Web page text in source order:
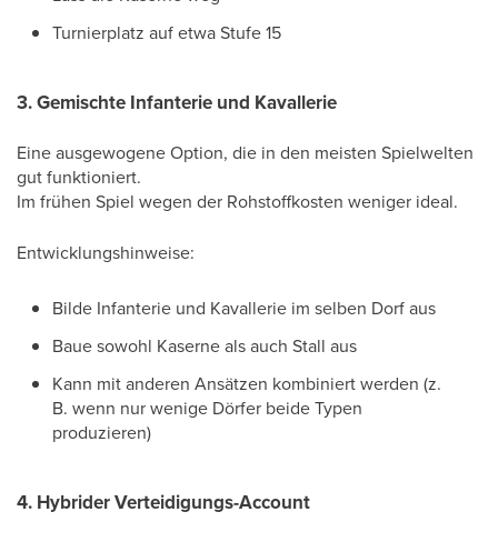
Turnierplatz auf etwa Stufe 15
3. Gemischte Infanterie und Kavallerie
Eine ausgewogene Option, die in den meisten Spielwelten
gut funktioniert.
Im frühen Spiel wegen der Rohstoffkosten weniger ideal.
Entwicklungshinweise:
Bilde Infanterie und Kavallerie im selben Dorf aus
Baue sowohl Kaserne als auch Stall aus
Kann mit anderen Ansätzen kombiniert werden (z.
B. wenn nur wenige Dörfer beide Typen
produzieren)
4. Hybrider Verteidigungs-Account